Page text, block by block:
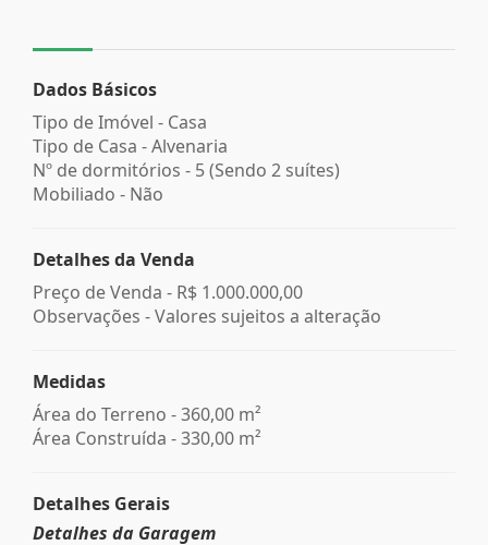
Dados Básicos
Tipo de Imóvel - Casa
Tipo de Casa - Alvenaria
Nº de dormitórios - 5 (Sendo 2 suítes)
Mobiliado - Não
Detalhes da Venda
Preço de Venda - R$ 1.000.000,00
Observações - Valores sujeitos a alteração
Medidas
Área do Terreno - 360,00 m²
Área Construída - 330,00 m²
Detalhes Gerais
Detalhes da Garagem